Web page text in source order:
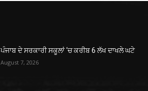
ਪੰਜਾਬ ਦੇ ਸਰਕਾਰੀ ਸਕੂਲਾਂ ‘ਚ ਕਰੀਬ 6 ਲੱਖ ਦਾਖਲੇ ਘਟੇ
August 7, 2026